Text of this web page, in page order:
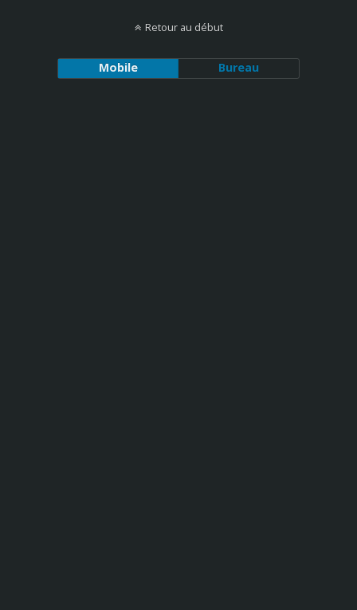
Retour au début
Mobile Bureau